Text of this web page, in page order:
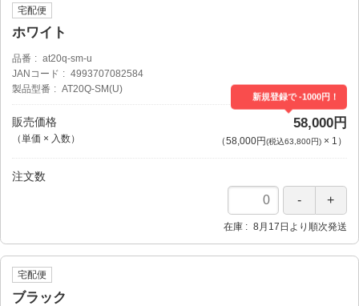
宅配便
ホワイト
品番
at20q-sm-u
JANコード
4993707082584
製品型番
AT20Q-SM(U)
販売価格
（単価 × 入数）
新規登録で -1000円！
58,000円
（58,000円(税込63,800円)× 1 ）
注文数
在庫 8月17日より順次発送
宅配便
ブラック